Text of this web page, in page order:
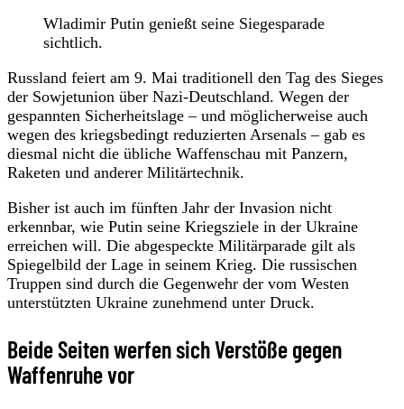
Wladimir Putin genießt seine Siegesparade
sichtlich.
Russland feiert am 9. Mai traditionell den Tag des Sieges
der Sowjetunion über Nazi-Deutschland. Wegen der
gespannten Sicherheitslage – und möglicherweise auch
wegen des kriegsbedingt reduzierten Arsenals – gab es
diesmal nicht die übliche Waffenschau mit Panzern,
Raketen und anderer Militärtechnik.
Bisher ist auch im fünften Jahr der Invasion nicht
erkennbar, wie Putin seine Kriegsziele in der Ukraine
erreichen will. Die abgespeckte Militärparade gilt als
Spiegelbild der Lage in seinem Krieg. Die russischen
Truppen sind durch die Gegenwehr der vom Westen
unterstützten Ukraine zunehmend unter Druck.
Beide Seiten werfen sich Verstöße gegen
Waffenruhe vor